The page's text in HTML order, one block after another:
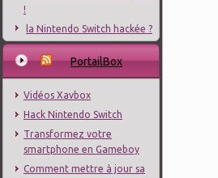
!
la Nintendo Switch hackée ?
PortailBox
Vidéos Xavbox
Hack Nintendo Switch
Transformez votre
smartphone en Gameboy
Comment mettre à jour sa